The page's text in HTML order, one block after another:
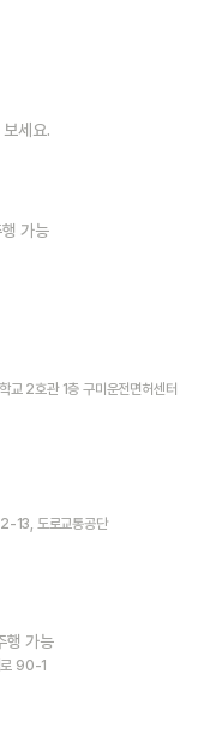
세요.
가능
교 2호관 1층 구미운전면허센터
13, 도로교통공단
행 가능
로 90-1